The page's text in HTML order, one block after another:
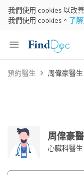
我們使用 cookies 以改
我們使用 cookies。 了
Keyword
預約醫生 周偉豪醫生
周偉豪
心臟科醫生